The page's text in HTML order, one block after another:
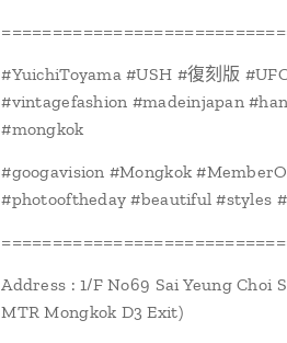
#YuichiToyama #USH #復刻版
#vintagefashion #madeinjapan
#mongkok
#googavision #Mongkok
#photooftheday #beautiful #styles
Address : 1/F No69 Sai Yeung Choi
MTR Mongkok D3 Exit)